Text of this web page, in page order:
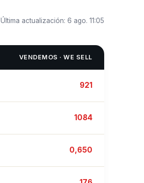
Última actualización:6 ago. 11:05
VENDEMOS · WE SELL
921
1084
0,650